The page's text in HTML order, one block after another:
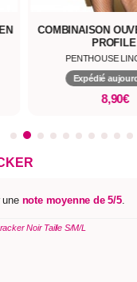
COMBINAISON
PROFILE
PENTHOUSE
Expédié
8,90€
une note moyenne de 5/5.
Noir Taille S/M/L